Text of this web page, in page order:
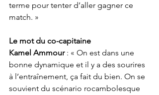
terme pour tenter d’aller gagner ce
match. »
Le mot du co-capitaine
Kamel Ammour : « On est dans une
bonne dynamique et il y a des sourires
à l’entraînement, ça fait du bien. On se
souvient du scénario rocambolesque